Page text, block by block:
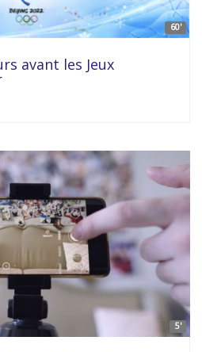
60'
avant les Jeux
5'